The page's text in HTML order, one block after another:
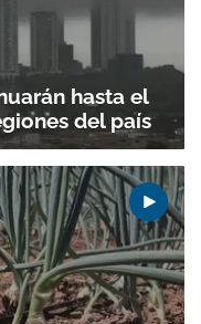
hasta el
del país